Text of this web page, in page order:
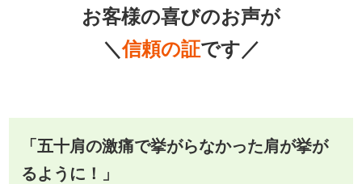
お客様の喜びのお声が
＼信頼の証です／
「五十肩の激痛で挙がらなかった肩が挙が
るように！」